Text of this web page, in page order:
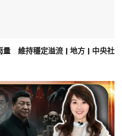
量 維持穩定溢流 | 地方 | 中央社